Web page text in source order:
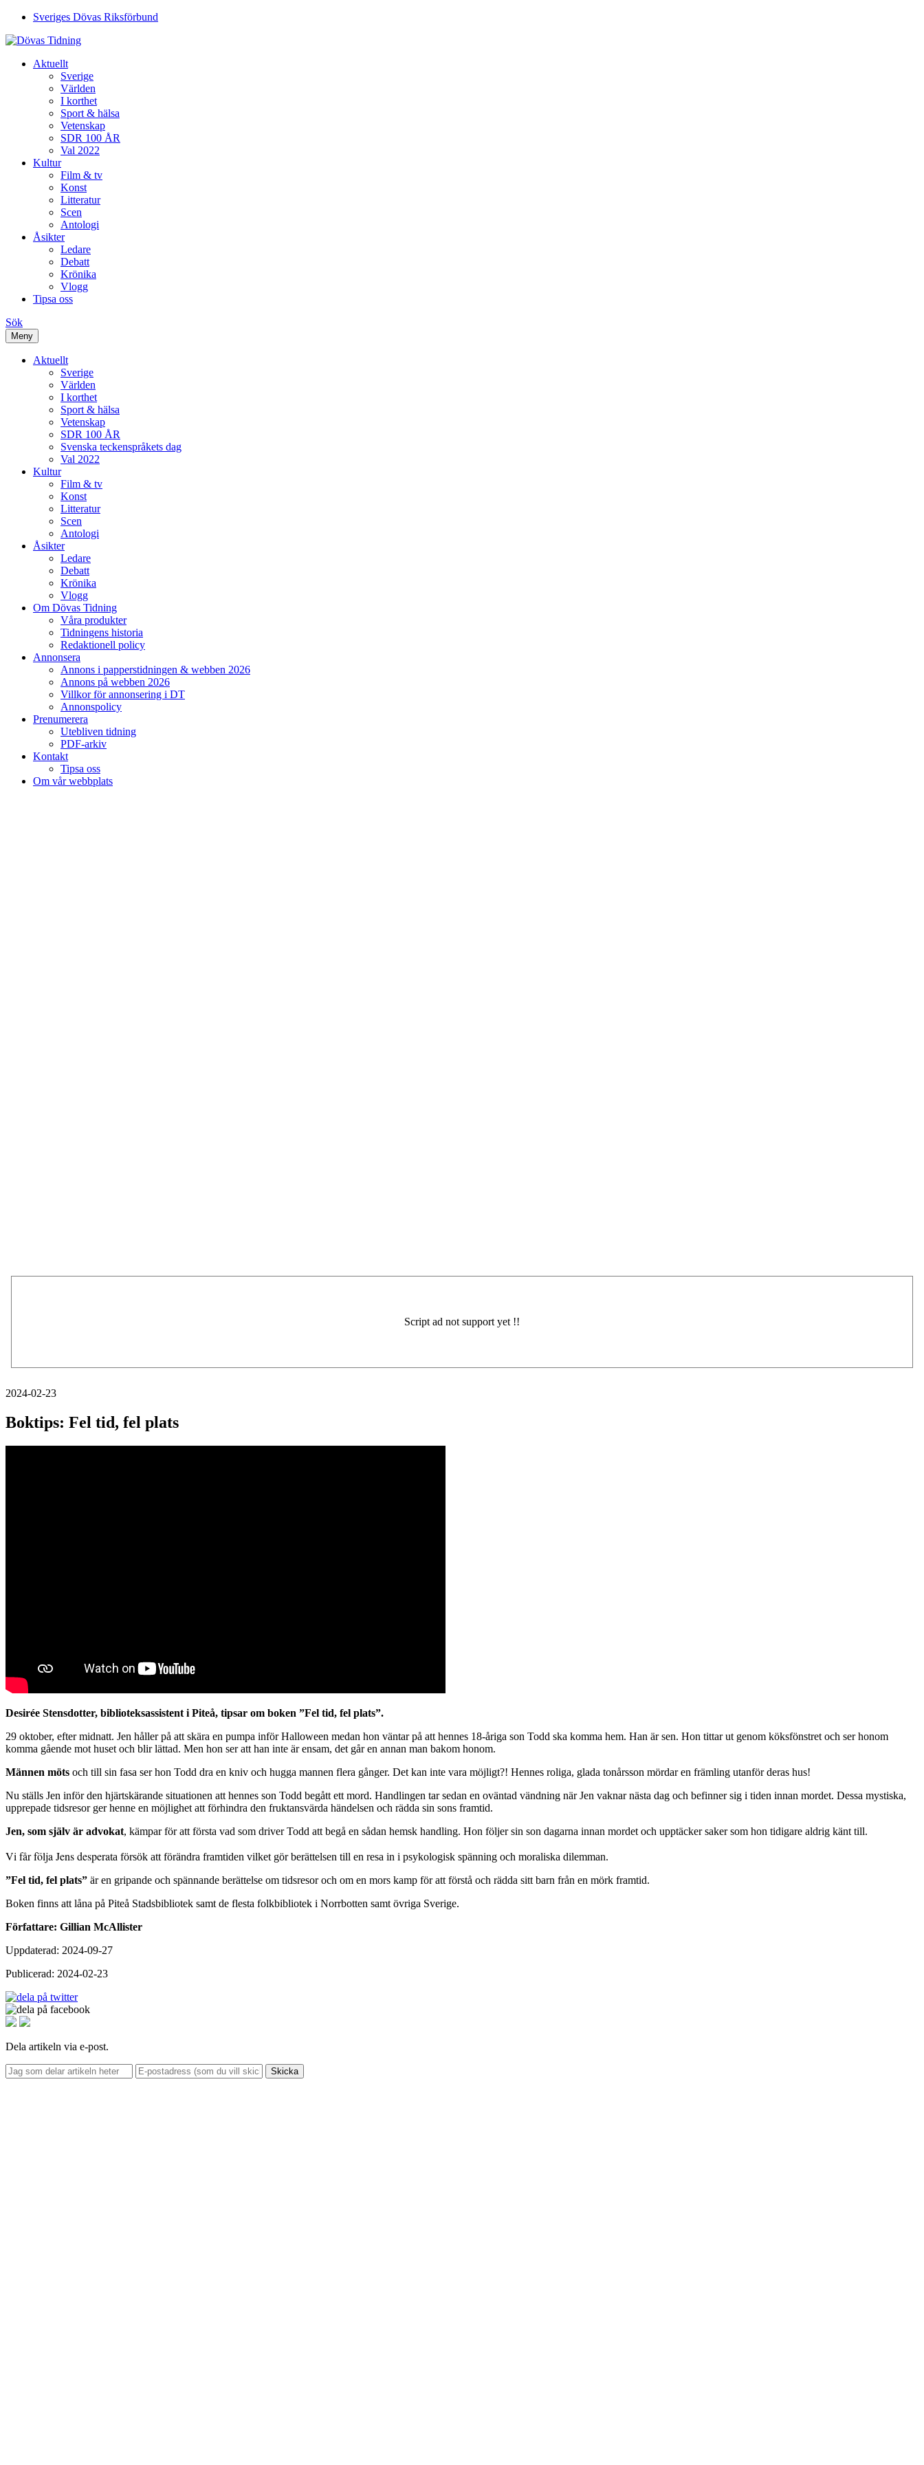
Sveriges Dövas Riksförbund
Aktuellt
Sverige
Världen
I korthet
Sport & hälsa
Vetenskap
SDR 100 ÅR
Val 2022
Kultur
Film & tv
Konst
Litteratur
Scen
Antologi
Åsikter
Ledare
Debatt
Krönika
Vlogg
Tipsa oss
Sök
Meny
Aktuellt
Sverige
Världen
I korthet
Sport & hälsa
Vetenskap
SDR 100 ÅR
Svenska teckenspråkets dag
Val 2022
Kultur
Film & tv
Konst
Litteratur
Scen
Antologi
Åsikter
Ledare
Debatt
Krönika
Vlogg
Om Dövas Tidning
Våra produkter
Tidningens historia
Redaktionell policy
Annonsera
Annons i papperstidningen & webben 2026
Annons på webben 2026
Villkor för annonsering i DT
Annonspolicy
Prenumerera
Utebliven tidning
PDF-arkiv
Kontakt
Tipsa oss
Om vår webbplats
2024-02-23
Boktips: Fel tid, fel plats
Desirée Stensdotter, biblioteksassistent i Piteå, tipsar om boken ”Fel tid, fel plats”.
29 oktober, efter midnatt. Jen håller på att skära en pumpa inför Halloween medan hon väntar på att hennes 18-åriga son Todd ska komma hem. Han är sen. Hon tittar ut genom köksfönstret och ser honom
komma gående mot huset och blir lättad. Men hon ser att han inte är ensam, det går en annan man bakom honom.
Männen möts och till sin fasa ser hon Todd dra en kniv och hugga mannen flera gånger. Det kan inte vara möjligt?! Hennes roliga, glada tonårsson mördar en främling utanför deras hus!
Nu ställs Jen inför den hjärtskärande situationen att hennes son Todd begått ett mord. Handlingen tar sedan en oväntad vändning när Jen vaknar nästa dag och befinner sig i tiden innan mordet. Dessa mystiska,
upprepade tidsresor ger henne en möjlighet att förhindra den fruktansvärda händelsen och rädda sin sons framtid.
Jen, som själv är advokat, kämpar för att första vad som driver Todd att begå en sådan hemsk handling. Hon följer sin son dagarna innan mordet och upptäcker saker som hon tidigare aldrig känt till.
Vi får följa Jens desperata försök att förändra framtiden vilket gör berättelsen till en resa in i psykologisk spänning och moraliska dilemman.
”Fel tid, fel plats” är en gripande och spännande berättelse om tidsresor och om en mors kamp för att förstå och rädda sitt barn från en mörk framtid.
Boken finns att låna på Piteå Stadsbibliotek samt de flesta folkbibliotek i Norrbotten samt övriga Sverige.
Författare: Gillian McAllister
Uppdaterad: 2024-09-27
Publicerad: 2024-02-23
Dela artikeln via e-post.
Skicka